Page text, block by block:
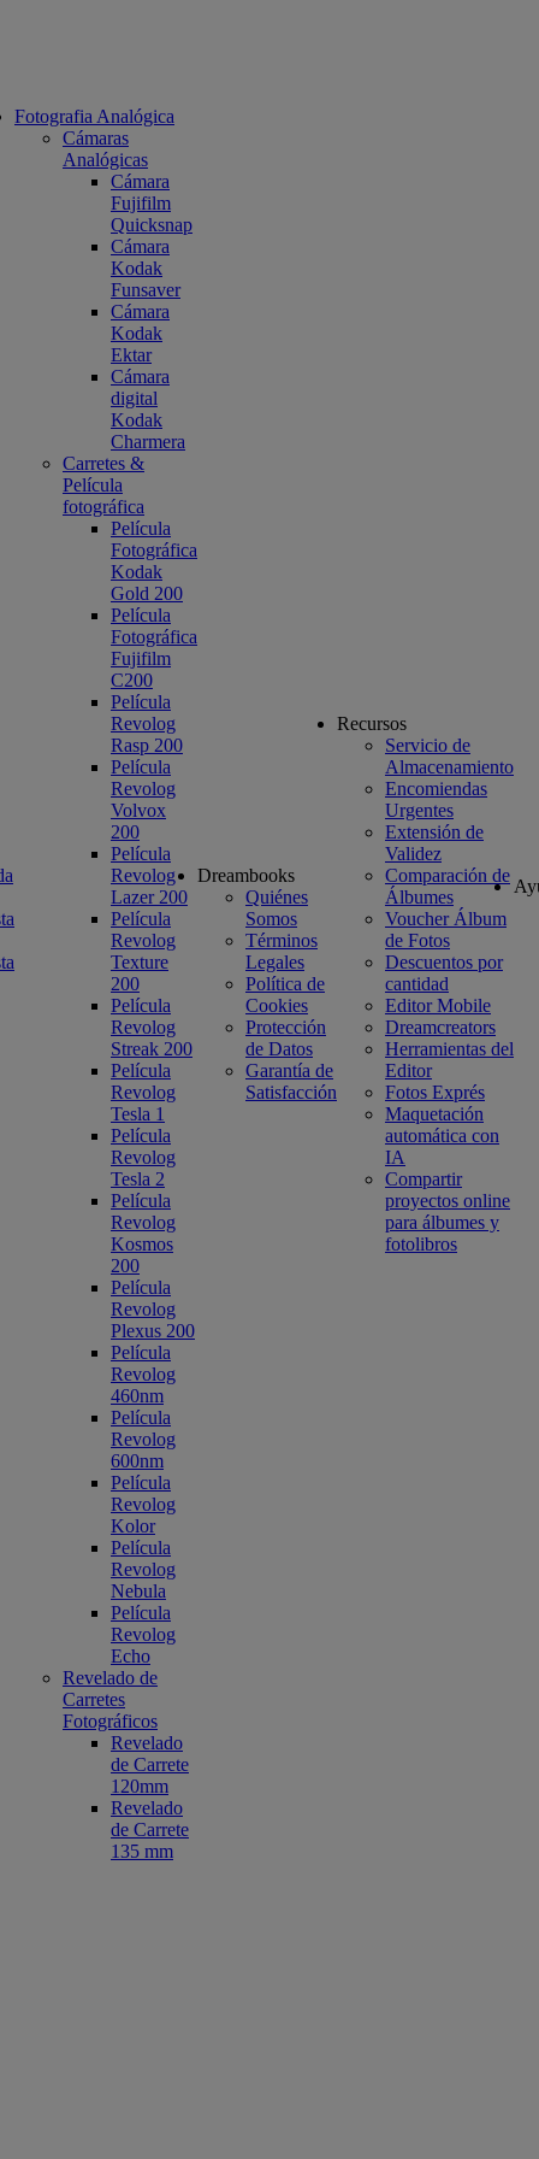
Fotografia Analógica
Cámaras
Analógicas
Cámara
Fujifilm
Quicksnap
Cámara
Kodak
Funsaver
Cámara
Kodak
Ektar
Cámara
digital
Kodak
Charmera
Carretes &
Película
fotográfica
Película
Fotográfica
Kodak
Gold 200
Película
Fotográfica
Fujifilm
C200
Película
Revolog
Rasp 200
Película
Revolog
Volvox
200
Película
Revolog
Lazer 200
Película
Revolog
Texture
200
Película
Revolog
Streak 200
Película
Revolog
Tesla 1
Película
Revolog
Tesla 2
Película
Revolog
Kosmos
200
Película
Revolog
Plexus 200
Película
Revolog
460nm
Película
Revolog
600nm
Película
Revolog
Kolor
Película
Revolog
Nebula
Película
Revolog
Echo
Revelado de
Carretes
Fotográficos
Revelado
de Carrete
120mm
Revelado
de Carrete
135 mm
Dreambooks
Quiénes
Somos
Términos
Legales
Política de
Cookies
Protección
de Datos
Garantía de
Satisfacción
Recursos
Servicio de
Almacenamiento
Encomiendas
Urgentes
Extensión de
Validez
Comparación de
Álbumes
Voucher Álbum
de Fotos
Descuentos por
cantidad
Editor Mobile
Dreamcreators
Herramientas del
Editor
Fotos Exprés
Maquetación
automática con
IA
Compartir
proyectos online
para álbumes y
fotolibros